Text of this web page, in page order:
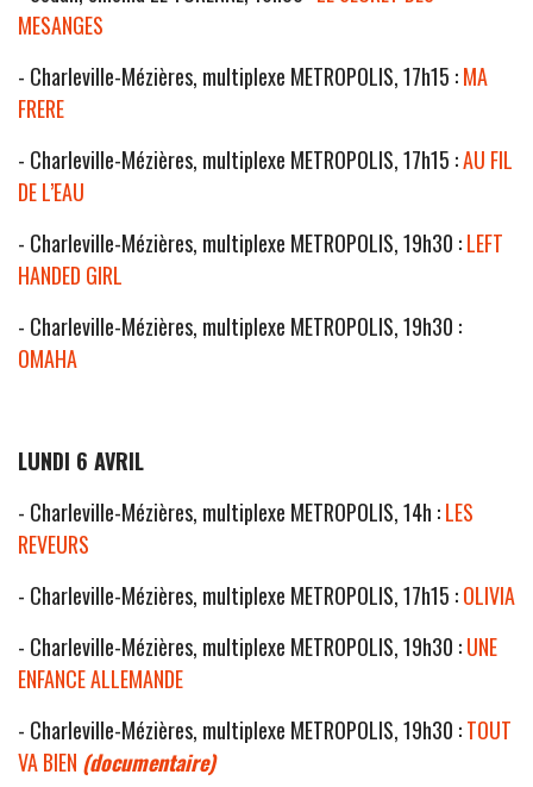
MESANGES
- Charleville-Mézières, multiplexe METROPOLIS, 17h15 :MA
FRERE
- Charleville-Mézières, multiplexe METROPOLIS, 17h15 :AU FIL
DE L’EAU
- Charleville-Mézières, multiplexe METROPOLIS, 19h30 :LEFT
HANDED GIRL
- Charleville-Mézières, multiplexe METROPOLIS, 19h30 :
OMAHA
LUNDI 6 AVRIL
- Charleville-Mézières, multiplexe METROPOLIS, 14h :LES
REVEURS
- Charleville-Mézières, multiplexe METROPOLIS, 17h15 :OLIVIA
- Charleville-Mézières, multiplexe METROPOLIS, 19h30 :UNE
ENFANCE ALLEMANDE
- Charleville-Mézières, multiplexe METROPOLIS, 19h30 :TOUT
VA BIEN (documentaire)